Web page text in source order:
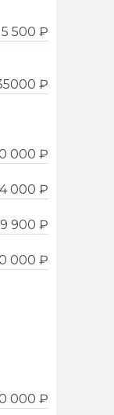
500 ₽
₽
000 ₽
000 ₽
900 ₽
000 ₽
000 ₽